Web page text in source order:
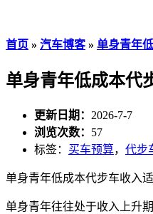
首页 » 汽车博客» 单身青年
单身青年低成本代
更新日期： 2026-7-7
浏览次数： 57
标签： 买车预算， 代步
单身青年低成本代步车收入
单身青年往往处于收入上升